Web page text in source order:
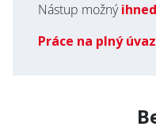
Nástup možnýihned
Práce na plný